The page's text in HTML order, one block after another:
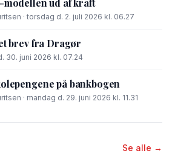
ud af kraft
· torsdag d. 2. juli 2026 kl. 06.27
brev fra Dragør
30. juni 2026 kl. 07.24
på bankbogen
· mandag d. 29. juni 2026 kl. 11.31
Se alle →